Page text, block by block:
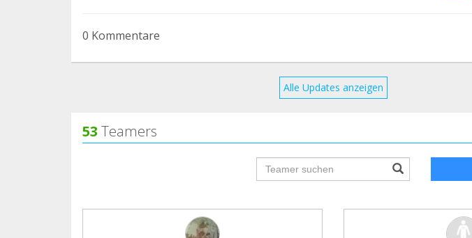
0 Kommentare
Alle Updates anzeigen
53 Teamers
groupProfile.searchForm.search.text???